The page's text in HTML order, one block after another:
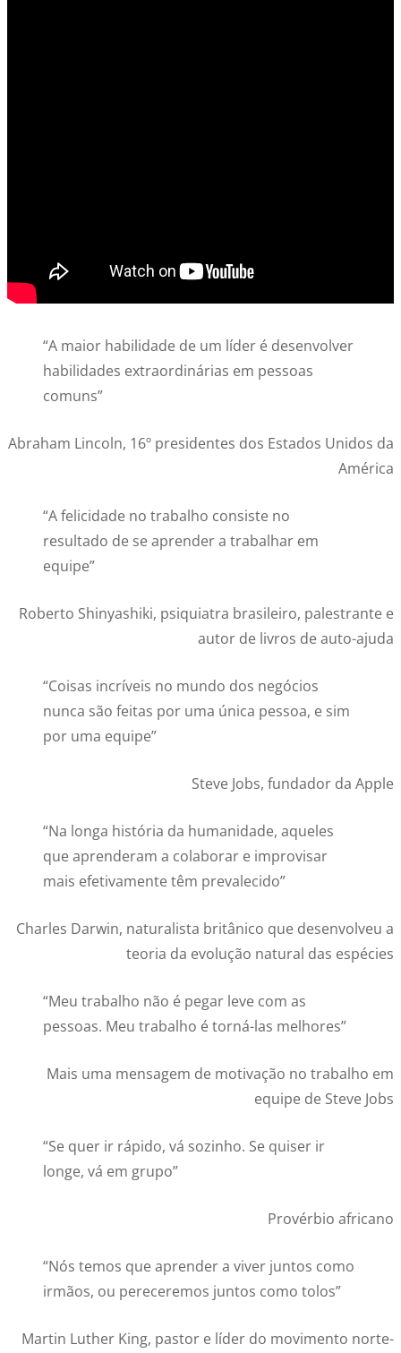
“A maior habilidade de um líder é desenvolver
habilidades extraordinárias em pessoas
comuns”
Abraham Lincoln, 16º presidentes dos Estados Unidos da
América
“A felicidade no trabalho consiste no
resultado de se aprender a trabalhar em
equipe”
Roberto Shinyashiki, psiquiatra brasileiro, palestrante e
autor de livros de auto-ajuda
“Coisas incríveis no mundo dos negócios
nunca são feitas por uma única pessoa, e sim
por uma equipe”
Steve Jobs, fundador da Apple
“Na longa história da humanidade, aqueles
que aprenderam a colaborar e improvisar
mais efetivamente têm prevalecido”
Charles Darwin, naturalista britânico que desenvolveu a
teoria da evolução natural das espécies
“Meu trabalho não é pegar leve com as
pessoas. Meu trabalho é torná-las melhores”
Mais uma mensagem de motivação no trabalho em
equipe de Steve Jobs
“Se quer ir rápido, vá sozinho. Se quiser ir
longe, vá em grupo”
Provérbio africano
“Nós temos que aprender a viver juntos como
irmãos, ou pereceremos juntos como tolos”
Martin Luther King, pastor e líder do movimento norte-